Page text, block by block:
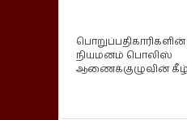
பொறுப்பதிகாரிகளின்
நியமனம் பொலிஸ்
ஆணைக்குழுவின்